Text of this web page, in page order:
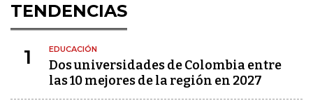
TENDENCIAS
1 EDUCACIÓN
Dos universidades de Colombia entre
las 10 mejores de la región en 2027